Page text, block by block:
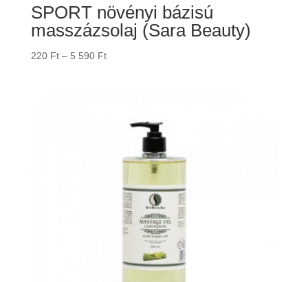
SPORT növényi bázisú
masszázsolaj (Sara Beauty)
220 Ft – 5 590 FtÁrtartomány: